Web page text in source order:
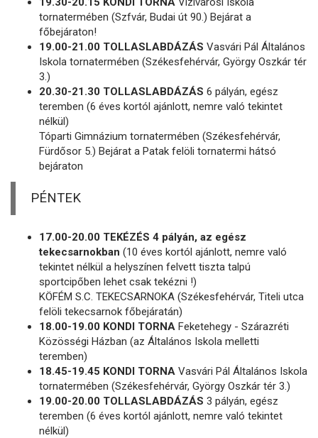
tornatermében (Szfvár, Budai út 90.) Bejárat a
főbejáraton!
19.00-21.00 TOLLASLABDÁZÁS Vasvári Pál Általános
Iskola tornatermében (Székesfehérvár, György Oszkár tér
3.)
20.30-21.30 TOLLASLABDÁZÁS 6 pályán, egész
teremben (6 éves kortól ajánlott, nemre való tekintet
nélkül)
Tóparti Gimnázium tornatermében (Székesfehérvár,
Fürdősor 5.) Bejárat a Patak felöli tornatermi hátsó
bejáraton
PÉNTEK
17.00-20.00 TEKÉZÉS 4 pályán, az egész
tekecsarnokban (10 éves kortól ajánlott, nemre való
tekintet nélkül a helyszínen felvett tiszta talpú
sportcipőben lehet csak tekézni !)
KÖFÉM S.C. TEKECSARNOKA (Székesfehérvár, Titeli utca
felöli tekecsarnok főbejáratán)
18.00-19.00 KONDI TORNA Feketehegy - Szárazréti
Közösségi Házban (az Általános Iskola melletti
teremben)
18.45-19.45 KONDI TORNA Vasvári Pál Általános Iskola
tornatermében (Székesfehérvár, György Oszkár tér 3.)
19.00-20.00 TOLLASLABDÁZÁS 3 pályán, egész
teremben (6 éves kortól ajánlott, nemre való tekintet
nélkül)